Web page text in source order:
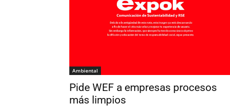
Ambiental
Pide WEF a empresas procesos
más limpios